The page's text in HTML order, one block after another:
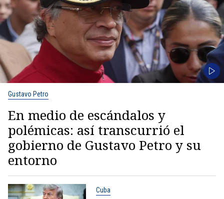
Gustavo Petro
En medio de escándalos y
polémicas: así transcurrió el
gobierno de Gustavo Petro y su
entorno
Cuba